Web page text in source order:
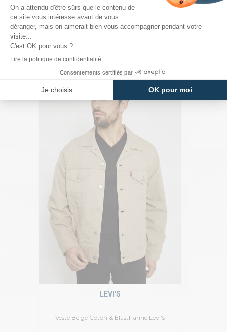
PRODUITS DE LA MÊME CATÉGORIE
Veste Beige Coton & Élasthanne Levi's
LEVI'S